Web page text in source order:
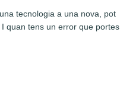
tecnologia a una nova, pot
quan tens un error que portes